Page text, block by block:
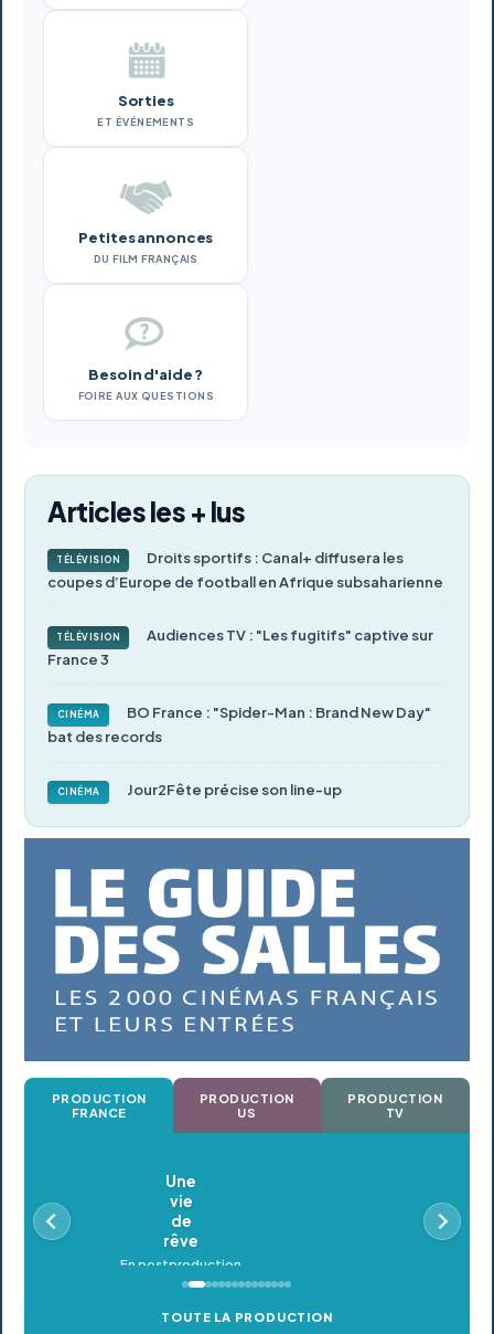
Sorties
ET ÉVÉNEMENTS
Petites annonces
DU FILM FRANÇAIS
Besoin d'aide ?
FOIRE AUX QUESTIONS
Articles les + lus
TÉLÉVISION
Droits sportifs : Canal+ diffusera les
coupes d’Europe de football en Afrique subsaharienne
TÉLÉVISION
Audiences TV : "Les fugitifs" captive sur
France 3
CINÉMA
BO France : "Spider-Man : Brand New Day"
bat des records
CINÉMA Jour2Fête précise son line-up
PRODUCTION
FRANCE
PRODUCTION
US
PRODUCTION
TV
Oldeupe
En postproduction
TOUTE LA PRODUCTION